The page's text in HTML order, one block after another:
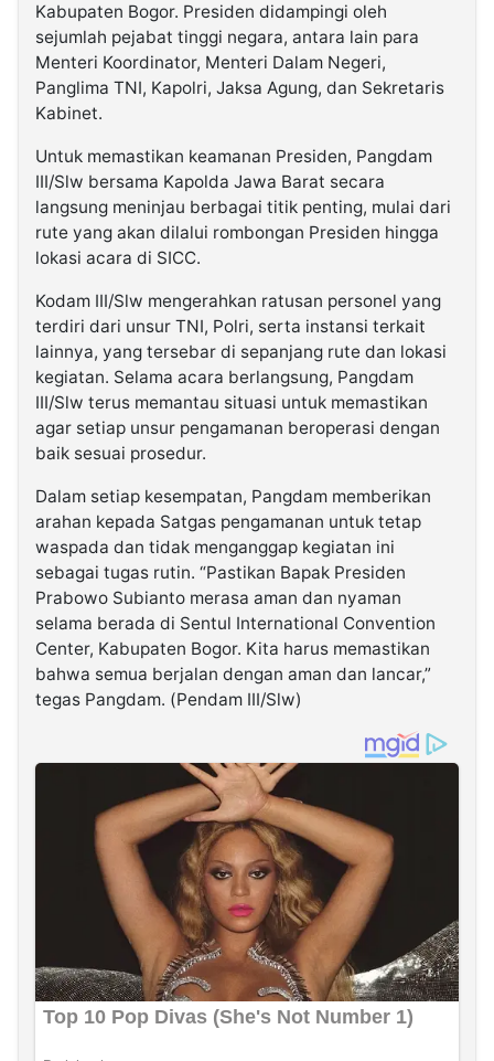
Kabupaten Bogor. Presiden didampingi oleh
sejumlah pejabat tinggi negara, antara lain para
Menteri Koordinator, Menteri Dalam Negeri,
Panglima TNI, Kapolri, Jaksa Agung, dan Sekretaris
Kabinet.
Untuk memastikan keamanan Presiden, Pangdam
III/Slw bersama Kapolda Jawa Barat secara
langsung meninjau berbagai titik penting, mulai dari
rute yang akan dilalui rombongan Presiden hingga
lokasi acara di SICC.
Kodam III/Slw mengerahkan ratusan personel yang
terdiri dari unsur TNI, Polri, serta instansi terkait
lainnya, yang tersebar di sepanjang rute dan lokasi
kegiatan. Selama acara berlangsung, Pangdam
III/Slw terus memantau situasi untuk memastikan
agar setiap unsur pengamanan beroperasi dengan
baik sesuai prosedur.
Dalam setiap kesempatan, Pangdam memberikan
arahan kepada Satgas pengamanan untuk tetap
waspada dan tidak menganggap kegiatan ini
sebagai tugas rutin. “Pastikan Bapak Presiden
Prabowo Subianto merasa aman dan nyaman
selama berada di Sentul International Convention
Center, Kabupaten Bogor. Kita harus memastikan
bahwa semua berjalan dengan aman dan lancar,”
tegas Pangdam. (Pendam III/Slw)